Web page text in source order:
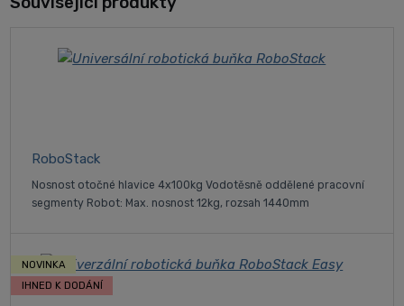
RoboStack
Nosnost otočné hlavice 4x100kg Vodotěsně oddělené pracovní
segmenty Robot: Max. nosnost 12kg, rozsah 1440mm
NOVINKA
IHNED K DODÁNÍ